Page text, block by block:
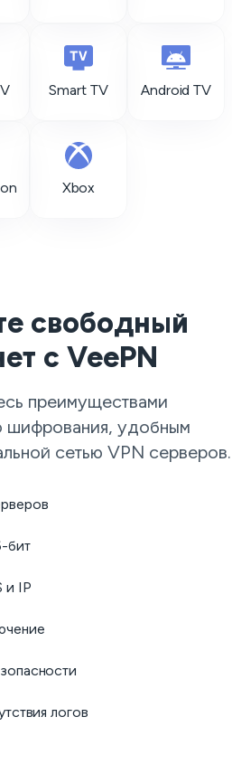
Smart TV Android TV
Xbox
свободный
с VeePN
преимуществами
шифрования, удобным
сетью VPN серверов.
бит
и IP
логов